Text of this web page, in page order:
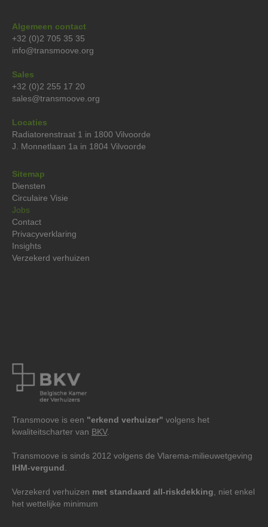
Algemeen contact
+32 (0)2 705 35 35
info@transmoove.org
Sales
+32 (0)2 255 17 20
sales@transmoove.org
Locaties
Radiatorenstraat 1 in 1800 Vilvoorde
J. Monnetlaan 1a in 1804 Vilvoorde
Sitemap
Diensten
Circulaire Visie
Jobs
Contact
Privacyverklaring‍
Insights
Verzekerd verhuizen
Transmoove is een "erkend verhuizer" volgens het
kwaliteitscharter van BKV.
Transmoove is sinds 2012 volgens de Vlarema-milieuwetgeving
IHM-vergund.
Verzekerd verhuizen met standaard all-riskdekking, niet enkel
het wettelijke minimum